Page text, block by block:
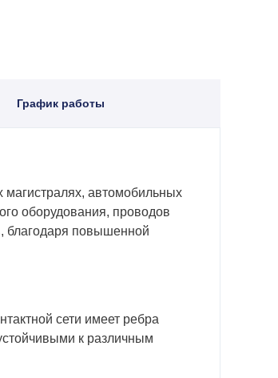
График работы
автомобильных
оборудования, проводов
благодаря повышенной
сети имеет ребра
к различным